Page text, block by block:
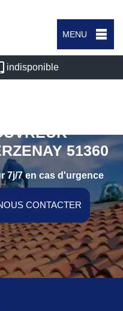
MENU
indisponible
51360
7j/7 en cas d'urgence
CONTACTER